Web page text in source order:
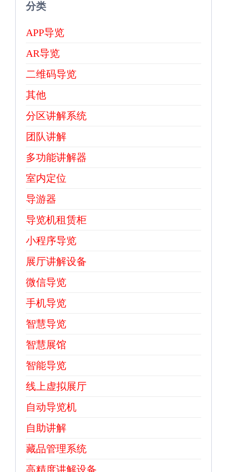
分类
APP导览
AR导览
二维码导览
其他
分区讲解系统
团队讲解
多功能讲解器
室内定位
导游器
导览机租赁柜
小程序导览
展厅讲解设备
微信导览
手机导览
智慧导览
智慧展馆
智能导览
线上虚拟展厅
自动导览机
自助讲解
藏品管理系统
高精度讲解设备